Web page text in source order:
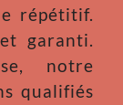
répétitif.
garanti.
notre
qualifiés